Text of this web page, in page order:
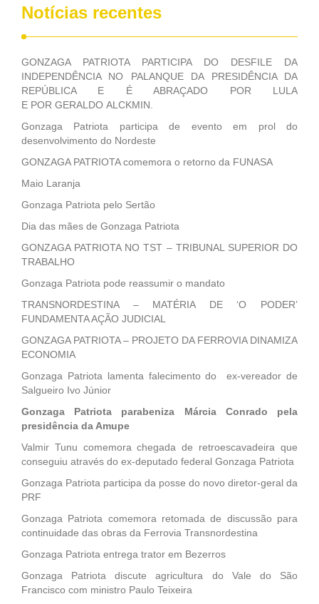
Notícias recentes
GONZAGA PATRIOTA PARTICIPA DO DESFILE DA
INDEPENDÊNCIA NO PALANQUE DA PRESIDÊNCIA DA
REPÚBLICA E É ABRAÇADO POR LULA
E POR GERALDO ALCKMIN.
Gonzaga Patriota participa de evento em prol do
desenvolvimento do Nordeste
GONZAGA PATRIOTA comemora o retorno da FUNASA
Maio Laranja
Gonzaga Patriota pelo Sertão
Dia das mães de Gonzaga Patriota
GONZAGA PATRIOTA NO TST – TRIBUNAL SUPERIOR DO
TRABALHO
Gonzaga Patriota pode reassumir o mandato
TRANSNORDESTINA – MATÉRIA DE ‘O PODER’
FUNDAMENTA AÇÃO JUDICIAL
GONZAGA PATRIOTA – PROJETO DA FERROVIA DINAMIZA
ECONOMIA
Gonzaga Patriota lamenta falecimento do ex-vereador de
Salgueiro Ivo Júnior
Gonzaga Patriota parabeniza Márcia Conrado pela
presidência da Amupe
Valmir Tunu comemora chegada de retroescavadeira que
conseguiu através do ex-deputado federal Gonzaga Patriota
Gonzaga Patriota participa da posse do novo diretor-geral da
PRF
Gonzaga Patriota comemora retomada de discussão para
continuidade das obras da Ferrovia Transnordestina
Gonzaga Patriota entrega trator em Bezerros
Gonzaga Patriota discute agricultura do Vale do São
Francisco com ministro Paulo Teixeira